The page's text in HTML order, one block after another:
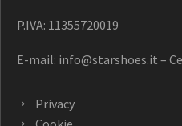
P.IVA: 11355720019
E-mail: info@starshoes.it –
Privacy